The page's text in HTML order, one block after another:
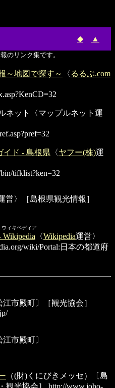
◆ ▲
のリンク集です。
～地図で探す～ 〈 るるぶ.com
ネット
〈マップルネット運
イド - 島根県 〈ヤフー(株)運
tifklist?ken=32
営〉［島根県観光情報］
ィキペディア
〈Wikipedia運営〉
wiki/Portal:日本の都道府
江市殿町〕［観光協会］
江市殿町〕
（(財)くにびきメッセ）〔島
観光協会］
http://www.joho-